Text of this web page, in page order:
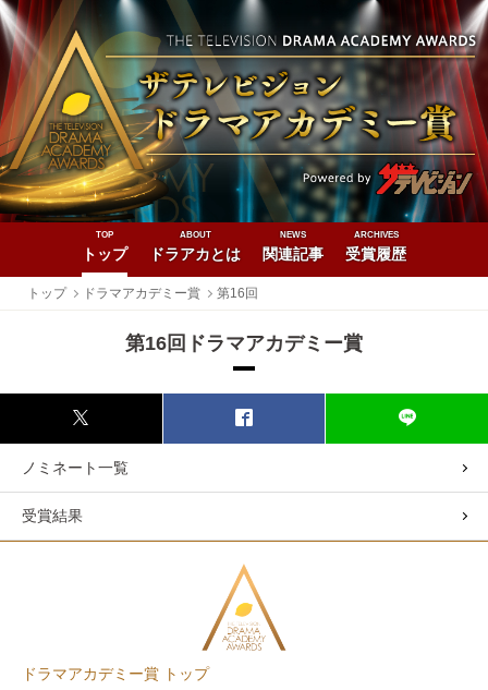
TOP
トップ
ABOUT
ドラアカとは
NEWS
関連記事
ARCHIVES
受賞履歴
トップ ドラマアカデミー賞 第16回
第16回ドラマアカデミー賞
ノミネート一覧
受賞結果
ドラマアカデミー賞 トップ